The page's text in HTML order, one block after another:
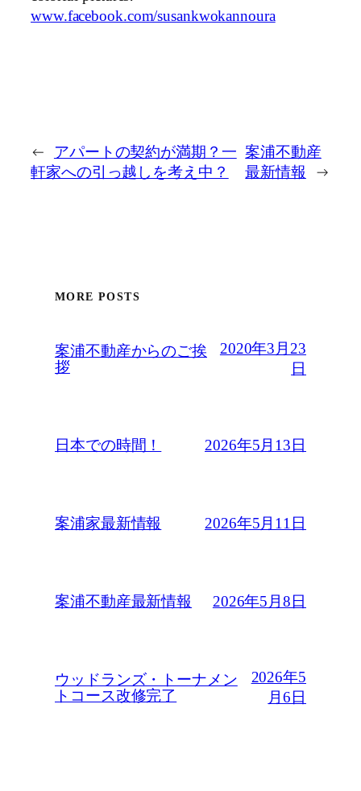
www.facebook.com/susankwokannoura
← アパートの契約が満期？一
軒家への引っ越しを考え中？
案浦不動産
最新情報 →
MORE POSTS
案浦不動産からのご挨
拶
2020年3月23
日
日本での時間！ 2026年5月13日
案浦家最新情報 2026年5月11日
案浦不動産最新情報 2026年5月8日
ウッドランズ・トーナメン
トコース改修完了
2026年5
月6日